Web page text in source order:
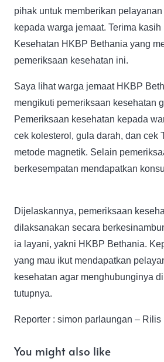
pihak untuk memberikan
kepada warga jemaat. Terima
Kesehatan HKBP Bethania yang
pemeriksaan kesehatan ini.
Saya lihat warga jemaat HKBP
mengikuti pemeriksaan kesehatan
Pemeriksaan kesehatan kepada
cek kolesterol, gula darah, dan cek
metode magnetik. Selain
berkesempatan mendapatkan
Dijelaskannya, pemeriksaan
dilaksanakan secara
ia layani, yakni HKBP Bethania.
yang mau ikut mendapatkan
kesehatan agar menghubunginya
tutupnya.
Reporter : simon parlaungan – Rilis
You might also like